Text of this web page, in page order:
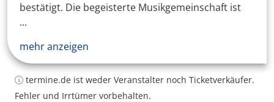
bestätigt. Die begeisterte Musikgemeinschaft ist
...
mehr anzeigen
termine.de ist weder Veranstalter noch Ticketverkäufer.
Fehler und Irrtümer vorbehalten.